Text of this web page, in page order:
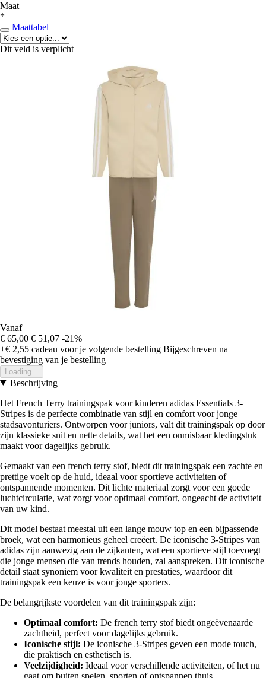
Maat
*
Maattabel
Dit veld is verplicht
Vanaf
€ 65,00 € 51,07 -21%
+€ 2,55 cadeau voor je volgende bestelling Bijgeschreven na
bevestiging van je bestelling
Loading...
Beschrijving
Het French Terry trainingspak voor kinderen adidas Essentials 3-
Stripes is de perfecte combinatie van stijl en comfort voor jonge
stadsavonturiers. Ontworpen voor juniors, valt dit trainingspak op door
zijn klassieke snit en nette details, wat het een onmisbaar kledingstuk
maakt voor dagelijks gebruik.
Gemaakt van een french terry stof, biedt dit trainingspak een zachte en
prettige voelt op de huid, ideaal voor sportieve activiteiten of
ontspannende momenten. Dit lichte materiaal zorgt voor een goede
luchtcirculatie, wat zorgt voor optimaal comfort, ongeacht de activiteit
van uw kind.
Dit model bestaat meestal uit een lange mouw top en een bijpassende
broek, wat een harmonieus geheel creëert. De iconische 3-Stripes van
adidas zijn aanwezig aan de zijkanten, wat een sportieve stijl toevoegt
die jonge mensen die van trends houden, zal aanspreken. Dit iconische
detail staat synoniem voor kwaliteit en prestaties, waardoor dit
trainingspak een keuze is voor jonge sporters.
De belangrijkste voordelen van dit trainingspak zijn:
Optimaal comfort: De french terry stof biedt ongeëvenaarde
zachtheid, perfect voor dagelijks gebruik.
Iconische stijl: De iconische 3-Stripes geven een mode touch,
die praktisch en esthetisch is.
Veelzijdigheid: Ideaal voor verschillende activiteiten, of het nu
gaat om buiten spelen, sporten of ontspannen thuis.